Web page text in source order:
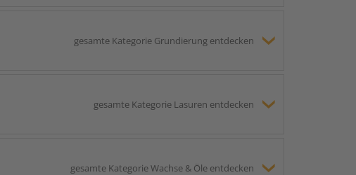
gesamte Kategorie Grundierung entdecken
gesamte Kategorie Lasuren entdecken
gesamte Kategorie Wachse & Öle entdecken